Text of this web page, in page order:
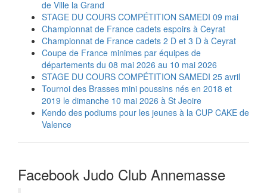
de Ville la Grand
STAGE DU COURS COMPÉTITION SAMEDI 09 mai
Championnat de France cadets espoirs à Ceyrat
Championnat de France cadets 2 D et 3 D à Ceyrat
Coupe de France minimes par équipes de
départements du 08 mai 2026 au 10 mai 2026
STAGE DU COURS COMPÉTITION SAMEDI 25 avril
Tournoi des Brasses mini poussins nés en 2018 et
2019 le dimanche 10 mai 2026 à St Jeoire
Kendo des podiums pour les jeunes à la CUP CAKE de
Valence
Facebook Judo Club Annemasse